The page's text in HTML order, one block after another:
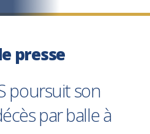
presse
poursuit son
par balle à